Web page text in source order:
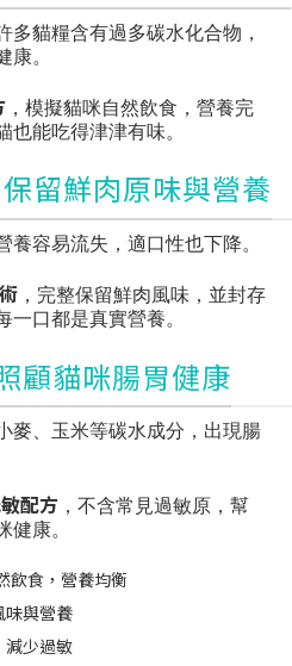
多貓糧含有過多碳水化合物，
康。
，模擬貓咪自然飲食，營養完
也能吃得津津有味。
留鮮肉原味與營養
養容易流失，適口性也下降。
，完整保留鮮肉風味，並封存
一口都是真實營養。
顧貓咪腸胃健康
麥、玉米等碳水成分，出現腸
配方 ，不含常見過敏原，幫
健康。
飲食，營養均衡
味與營養
減少過敏